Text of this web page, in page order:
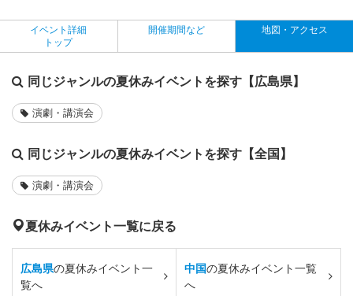
イベント詳細
トップ
開催期間など 地図・アクセス
同じジャンルの夏休みイベントを探す【広島県】
演劇・講演会
同じジャンルの夏休みイベントを探す【全国】
演劇・講演会
夏休みイベント一覧に戻る
広島県の夏休みイベント一
覧へ
中国の夏休みイベント一覧
へ